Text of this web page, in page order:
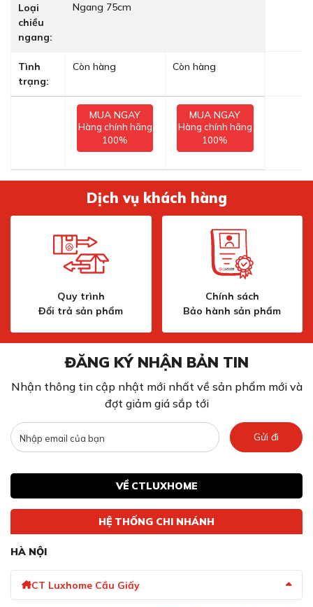
Loại
chiều
ngang:
Ngang 75cm
Tình
trạng:
Còn hàng Còn hàng
MUA NGAY
Hàng chính hãng
100%
MUA NGAY
Hàng chính hãng
100%
Dịch vụ khách hàng
Quy trình
Đổi trả sản phẩm
Chính sách
Bảo hành sản phẩm
ĐĂNG KÝ NHẬN BẢN TIN
Nhận thông tin cập nhật mới nhất về sản phẩm mới và
đợt giảm giá sắp tới
Gửi đi
VỀ CTLUXHOME
HỆ THỐNG CHI NHÁNH
HÀ NỘI
CT Luxhome Cầu Giấy